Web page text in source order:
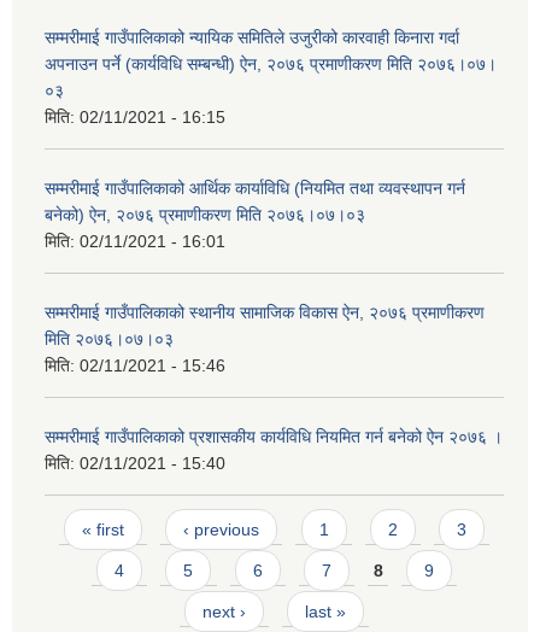
सम्मरीमाई गाउँपालिकाको न्यायिक समितिले उजुरीको कारवाही किनारा गर्दा
अपनाउन पर्ने (कार्यविधि सम्बन्धी) ऐन, २०७६ प्रमाणीकरण मिति २०७६।०७।
०३
मिति: 02/11/2021 - 16:15
सम्मरीमाई गाउँपालिकाको आर्थिक कार्याविधि (नियमित तथा व्यवस्थापन गर्न
बनेको) ऐन, २०७६ प्रमाणीकरण मिति २०७६।०७।०३
मिति: 02/11/2021 - 16:01
सम्मरीमाई गाउँपालिकाको स्थानीय सामाजिक विकास ऐन, २०७६ प्रमाणीकरण
मिति २०७६।०७।०३
मिति: 02/11/2021 - 15:46
सम्मरीमाई गाउँपालिकाको प्रशासकीय कार्यविधि नियमित गर्न बनेको ऐन २०७६ ।
मिति: 02/11/2021 - 15:40
Pages
« first ‹ previous 1 2 3
4 5 6 7 8 9
next › last »